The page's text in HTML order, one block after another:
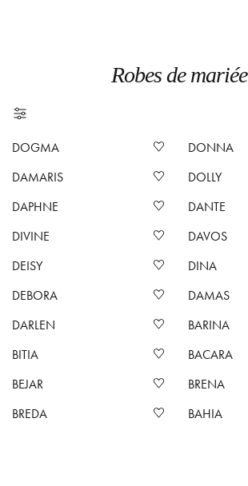
Robes de mariée
DOGMA
DONNA
DAMARIS
DOLLY
DAPHNE
DANTE
DIVINE
DAVOS
DEISY
DINA
DEBORA
DAMAS
DARLEN
BARINA
BITIA
BACARA
BEJAR
BRENA
BREDA
BAHIA